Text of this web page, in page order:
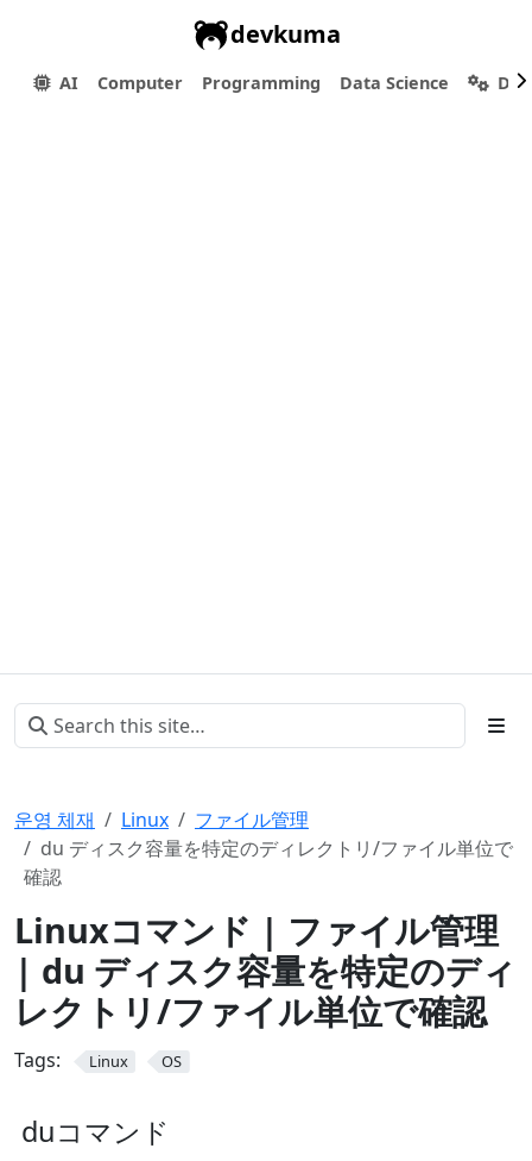
devkuma
AI Computer Programming Data Science
운영 체재 Linux
ファイル管理
du ディスク容量を特定のディレクトリ/ファイル単位で
確認
Linuxコマンド | ファイル管理
| du ディスク容量を特定のディ
レクトリ/ファイル単位で確認
Tags: Linux OS
duコマンド